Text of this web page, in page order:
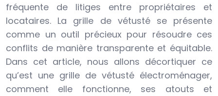
fréquente de litiges entre propriétaires et
locataires. La grille de vétusté se présente
comme un outil précieux pour résoudre ces
conflits de manière transparente et équitable.
Dans cet article, nous allons décortiquer ce
qu’est une grille de vétusté électroménager,
comment elle fonctionne, ses atouts et